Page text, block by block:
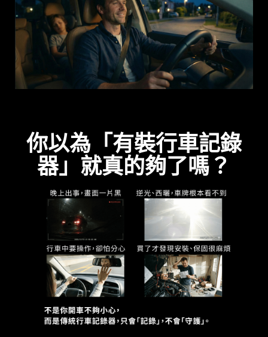
你以為「有裝行車記錄
器」就真的夠了嗎？